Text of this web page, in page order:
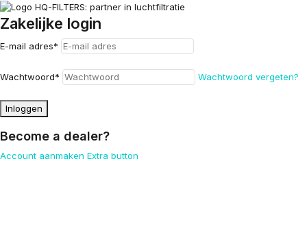
Zakelijke login
E-mail adres*
Wachtwoord* Wachtwoord vergeten?
Inloggen
Become a dealer?
Account aanmaken Extra button